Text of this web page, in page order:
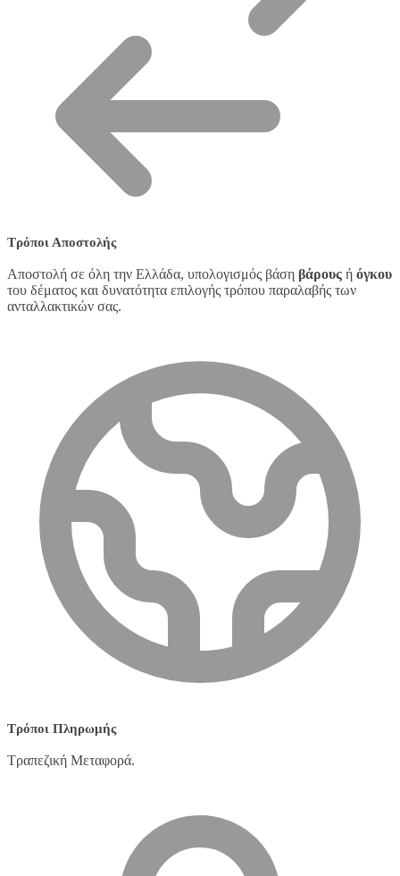
Τρόποι Αποστολής
Αποστολή σε όλη την Ελλάδα, υπολογισμός βάση βάρους ή όγκου
του δέματος και δυνατότητα επιλογής τρόπου παραλαβής των
ανταλλακτικών σας.
Τρόποι Πληρωμής
Τραπεζική Μεταφορά.